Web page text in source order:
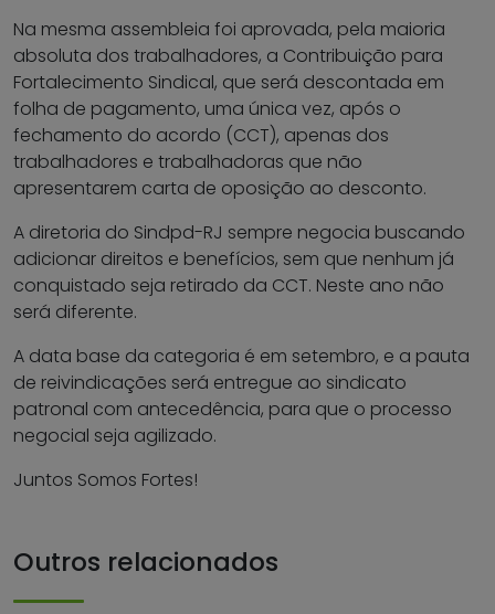
Na mesma assembleia foi aprovada, pela maioria
absoluta dos trabalhadores, a Contribuição para
Fortalecimento Sindical, que será descontada em
folha de pagamento, uma única vez, após o
fechamento do acordo (CCT), apenas dos
trabalhadores e trabalhadoras que não
apresentarem carta de oposição ao desconto.
A diretoria do Sindpd-RJ sempre negocia buscando
adicionar direitos e benefícios, sem que nenhum já
conquistado seja retirado da CCT. Neste ano não
será diferente.
A data base da categoria é em setembro, e a pauta
de reivindicações será entregue ao sindicato
patronal com antecedência, para que o processo
negocial seja agilizado.
Juntos Somos Fortes!
Outros relacionados